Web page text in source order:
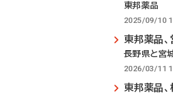
東邦薬品
2025/09/10
東邦薬品
長野県と宮
2026/03/11
東邦薬品